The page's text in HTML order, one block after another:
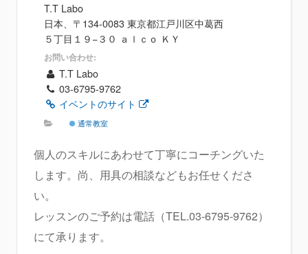
T.T Labo
日本、〒134-0083 東京都江戸川区中葛西
５丁目１９−３０ ａｌｃｏ ＫＹ
お問い合わせ:
T.T Labo
03-6795-9762
イベントのサイト
通常教室
個人のスキルにあわせて丁寧にコーチングいた
します。尚、用具の相談などもお任せくださ
い。
レッスンのご予約は電話（TEL.03-6795-9762）
にて承ります。